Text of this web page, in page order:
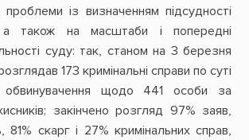
проблеми із визначенням підсудності
також на масштаби і попередні
суду: так, станом на 3 березня
173 кримінальні справи по суті
обвинувачення щодо 441 особи за
закінчено розгляд 97% заяв,
81% скарг і 27% кримінальних справ,